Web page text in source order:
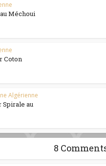
Méchoui
Coton
Algérienne
Spirale au
8